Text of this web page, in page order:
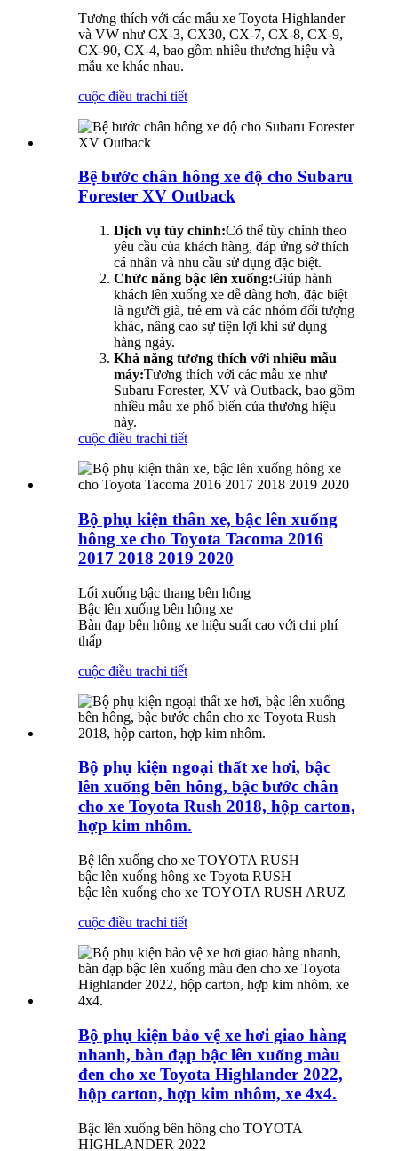
Tương thích với các mẫu xe Toyota Highlander
và VW như CX-3, CX30, CX-7, CX-8, CX-9,
CX-90, CX-4, bao gồm nhiều thương hiệu và
mẫu xe khác nhau.
cuộc điều trachi tiết
Bệ bước chân hông xe độ cho Subaru
Forester XV Outback
Dịch vụ tùy chỉnh:Có thể tùy chỉnh theo
yêu cầu của khách hàng, đáp ứng sở thích
cá nhân và nhu cầu sử dụng đặc biệt.
Chức năng bậc lên xuống:Giúp hành
khách lên xuống xe dễ dàng hơn, đặc biệt
là người già, trẻ em và các nhóm đối tượng
khác, nâng cao sự tiện lợi khi sử dụng
hàng ngày.
Khả năng tương thích với nhiều mẫu
máy:Tương thích với các mẫu xe như
Subaru Forester, XV và Outback, bao gồm
nhiều mẫu xe phổ biến của thương hiệu
này.
cuộc điều trachi tiết
Bộ phụ kiện thân xe, bậc lên xuống
hông xe cho Toyota Tacoma 2016
2017 2018 2019 2020
Lối xuống bậc thang bên hông
Bậc lên xuống bên hông xe
Bàn đạp bên hông xe hiệu suất cao với chi phí
thấp
cuộc điều trachi tiết
Bộ phụ kiện ngoại thất xe hơi, bậc
lên xuống bên hông, bậc bước chân
cho xe Toyota Rush 2018, hộp carton,
hợp kim nhôm.
Bệ lên xuống cho xe TOYOTA RUSH
bậc lên xuống hông xe Toyota RUSH
bậc lên xuống cho xe TOYOTA RUSH ARUZ
cuộc điều trachi tiết
Bộ phụ kiện bảo vệ xe hơi giao hàng
nhanh, bàn đạp bậc lên xuống màu
đen cho xe Toyota Highlander 2022,
hộp carton, hợp kim nhôm, xe 4x4.
Bậc lên xuống bên hông cho TOYOTA
HIGHLANDER 2022